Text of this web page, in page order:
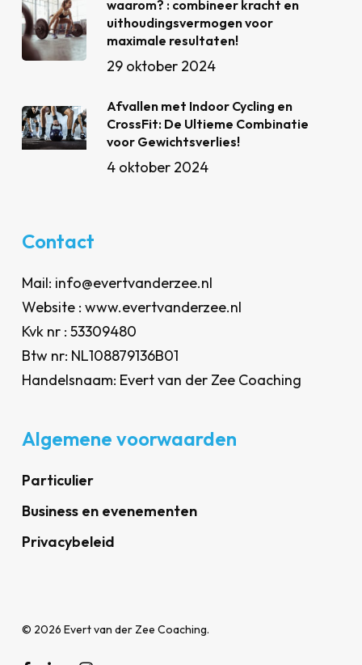
waarom? : combineer kracht en
uithoudingsvermogen voor
maximale resultaten!
29 oktober 2024
Afvallen met Indoor Cycling en
CrossFit: De Ultieme Combinatie
voor Gewichtsverlies!
4 oktober 2024
Contact
Mail: info@evertvanderzee.nl
Website : www.evertvanderzee.nl
Kvk nr : 53309480
Btw nr: NL108879136B01
Handelsnaam: Evert van der Zee Coaching
Algemene voorwaarden
Particulier
Business en evenementen
Privacybeleid
© 2026 Evert van der Zee Coaching.